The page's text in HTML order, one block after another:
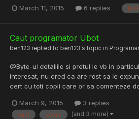
March 11, 2015 6 replies
Caut programator Ubot
ben123 replied to ben123's topic in
@Byte-ul detaliile si pretul le vb in
interesat, nu cred ca are rost sa le
cert cu toti copii care or sa comenteze
March 9, 2015 3 replies
caut detalii (and 3 more)